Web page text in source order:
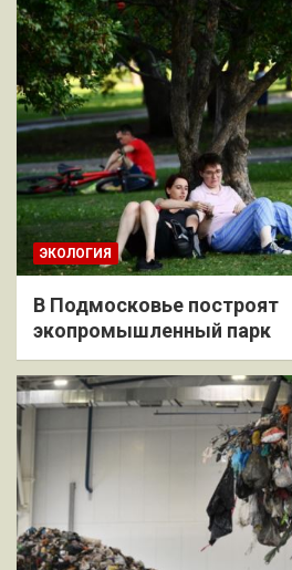
ЭКОЛОГИЯ
В Подмосковье построят
экопромышленный парк